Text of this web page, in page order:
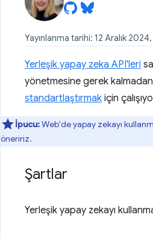
Yayınlanma tarihi: 12 Aralık
Yerleşik yapay zeka API'leri
yönetmesine gerek
standartlaştırmak için
İpucu:Web'de yapay zekayı
öneririz.
Şartlar
Yerleşik yapay zekayı